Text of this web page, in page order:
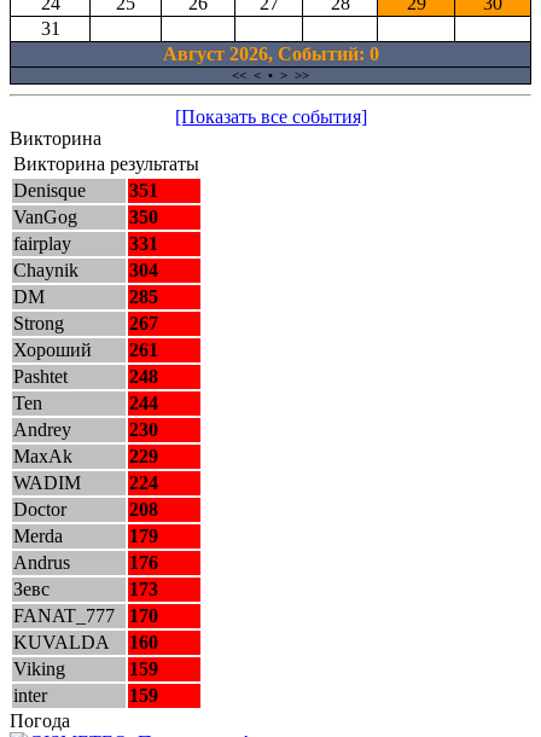
31
Август 2026, Cобытий: 0
<< < • > >>
[Показать все события]
Викторина
Викторина результаты
Denisque
351
VanGog
350
fairplay
331
Chaynik
304
DM
285
Strong
267
Хороший
261
Pashtet
248
Ten
244
Andrey
230
MaxAk
229
WADIM
224
Doctor
208
Merda
179
Andrus
176
Зевс
173
FANAT_777
170
KUVALDA
160
Viking
159
inter
159
Погода